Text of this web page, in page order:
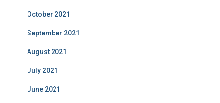
October 2021
September 2021
August 2021
July 2021
June 2021